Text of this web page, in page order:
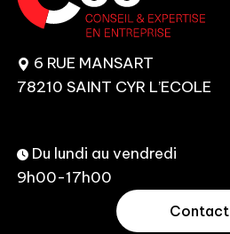
6 RUE MANSART
78210 SAINT CYR L’ECOLE
Du lundi au vendredi
9h00-17h00
Contact